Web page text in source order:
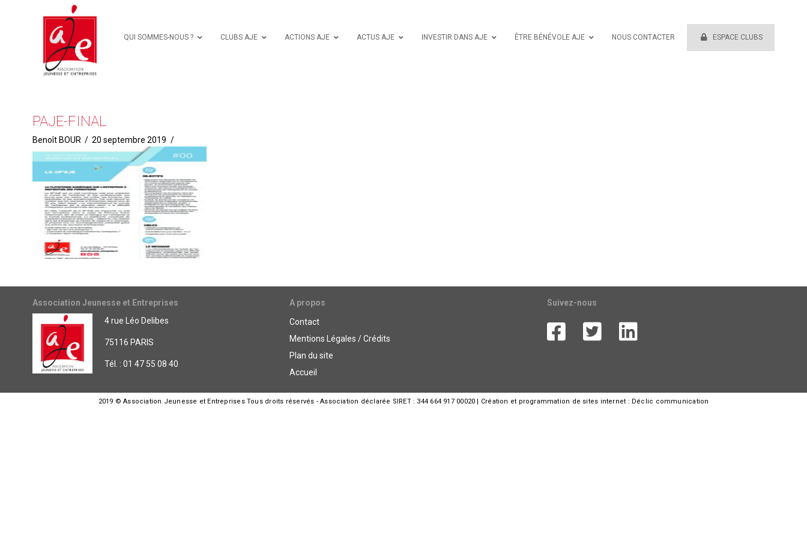
QUI SOMMES-NOUS ? CLUBS AJE ACTIONS AJE ACTUS AJE INVESTIR DANS AJE ÊTRE BÉNÉVOLE AJE NOUS CONTACTER ESPACE CLUBS
PAJE-FINAL
Benoît BOUR 20 septembre 2019
Association Jeunesse et Entreprises
4 rue Léo Delibes
75116 PARIS
Tél. : 01 47 55 08 40
A propos
Contact
Mentions Légales / Crédits
Plan du site
Accueil
Suivez-nous
2019 © Association Jeunesse et Entreprises Tous droits réservés - Association déclarée SIRET : 344 664 917 00020 | Création et programmation de sites internet : Déclic communication